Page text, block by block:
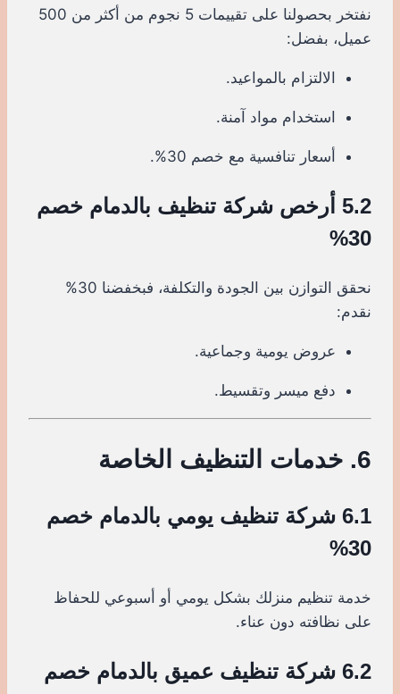
نفتخر بحصولنا على تقييمات 5 نجوم من أكثر من 500
عميل، بفضل:
الالتزام بالمواعيد.
استخدام مواد آمنة.
أسعار تنافسية مع خصم 30%.
5.2 أرخص شركة تنظيف بالدمام خصم
30%
نحقق التوازن بين الجودة والتكلفة، فبخفضنا 30%
نقدم:
عروض يومية وجماعية.
دفع ميسر وتقسيط.
6. خدمات التنظيف الخاصة
6.1 شركة تنظيف يومي بالدمام خصم
30%
خدمة تنظيم منزلك بشكل يومي أو أسبوعي للحفاظ
على نظافته دون عناء.
6.2 شركة تنظيف عميق بالدمام خصم